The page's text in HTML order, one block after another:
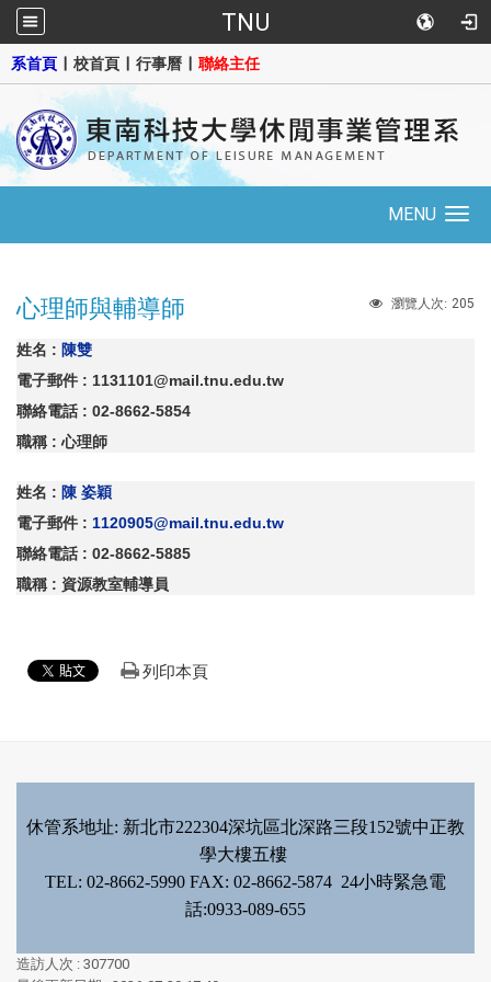
TNU
系首頁 校首頁 行事曆 聯絡主任
navigation
MENU
瀏覽人次: 205
心理師與輔導師
姓名 : 陳雙
電子郵件 : 1131101@mail.tnu.edu.tw
聯絡電話 : 02-8662-5854
職稱 : 心理師
姓名 : 陳 姿穎
電子郵件 : 1120905@mail.tnu.edu.tw
聯絡電話 : 02-8662-5885
職稱 : 資源教室輔導員
列印本頁
休管系地址: 新北市222304深坑區北深路三段152號中正教
學大樓五樓
TEL: 02-8662-5990 FAX: 02-8662-5874 24小時緊急電
話:0933-089-655
造訪人次 : 307700